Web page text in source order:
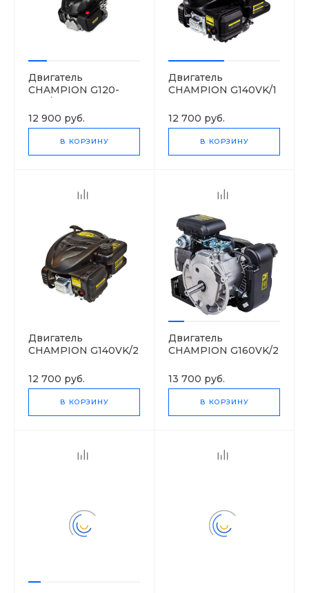
Двигатель
CHAMPION G120-
12 900 руб.
В КОРЗИНУ
Двигатель
CHAMPION G140VK/1
12 700 руб.
В КОРЗИНУ
Двигатель
CHAMPION G140VK/2
12 700 руб.
В КОРЗИНУ
Двигатель
CHAMPION G160VK/2
13 700 руб.
В КОРЗИНУ